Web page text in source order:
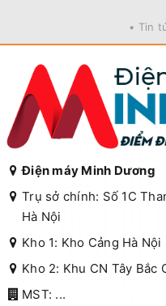
• Tin
Điện máy Minh Dương
Trụ sở chính: Số 1C
Hà Nội
Kho 1: Kho Cảng Hà Nội
Kho 2: Khu CN Tây Bắc
MST: ...